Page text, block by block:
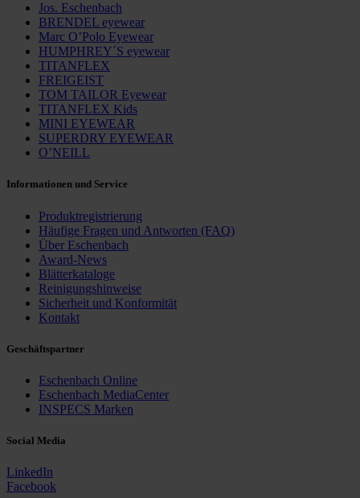
Jos. Eschenbach
BRENDEL eyewear
Marc O’Polo Eyewear
HUMPHREY´S eyewear
TITANFLEX
FREIGEIST
TOM TAILOR Eyewear
TITANFLEX Kids
MINI EYEWEAR
SUPERDRY EYEWEAR
O’NEILL
Informationen und Service
Produktregistrierung
Häufige Fragen und ­Antworten (FAQ)
Über Eschenbach
Award-News
Blätterkataloge
Reinigungshinweise
Sicherheit und Konformität
Kontakt
Geschäfts­partner
Eschenbach Online
Eschenbach MediaCenter
INSPECS Marken
Social Media
LinkedIn
Facebook